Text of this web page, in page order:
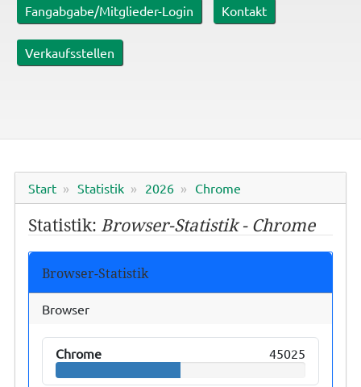
Fangabgabe/Mitglieder-Login Kontakt
Verkaufsstellen
Start Statistik 2026 Chrome
Statistik: Browser-Statistik - Chrome
Browser-Statistik
Browser
Chrome 45025